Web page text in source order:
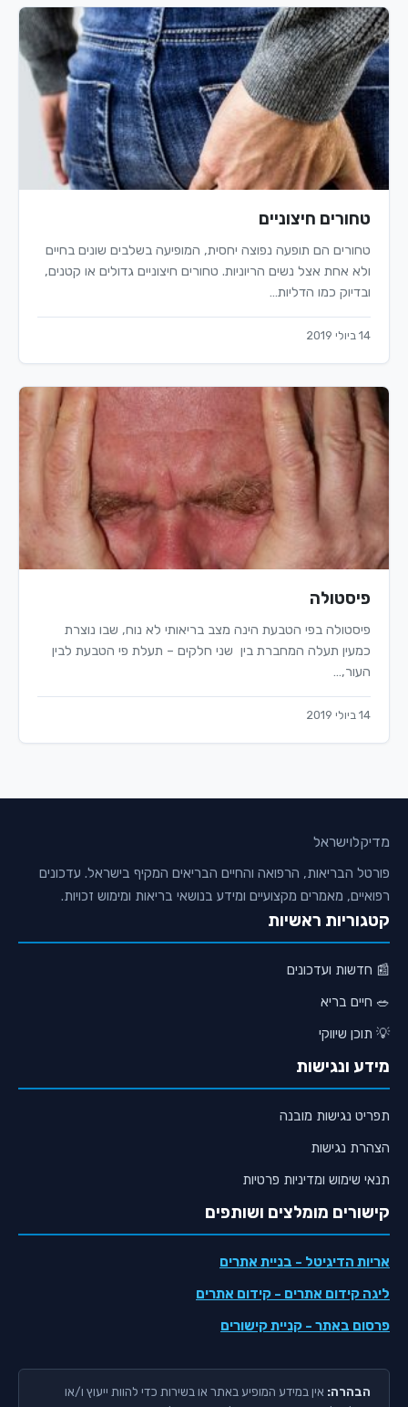
טחורים חיצוניים
טחורים הם תופעה נפוצה יחסית, המופיעה בשלבים שונים בחיים
ולא אחת אצל נשים הריוניות. טחורים חיצוניים גדולים או קטנים,
ובדיוק כמו הדליות…
14 ביולי 2019
פיסטולה
פיסטולה בפי הטבעת הינה מצב בריאותי לא נוח, שבו נוצרת
כמעין תעלה המחברת בין שני חלקים – תעלת פי הטבעת לבין
העור,…
14 ביולי 2019
מדיקלוישראל
פורטל הבריאות, הרפואה והחיים הבריאים המקיף בישראל. עדכונים
רפואיים, מאמרים מקצועיים ומידע בנושאי בריאות ומימוש זכויות.
קטגוריות ראשיות
📰 חדשות ועדכונים
🥗 חיים בריא
💡 תוכן שיווקי
מידע ונגישות
תפריט נגישות מובנה
הצהרת נגישות
תנאי שימוש ומדיניות פרטיות
קישורים מומלצים ושותפים
אריות הדיגיטל - בניית אתרים
ליגה קידום אתרים - קידום אתרים
פרסום באתר - קניית קישורים
הבהרה: אין במידע המופיע באתר או בשירות כדי להוות ייעוץ ו/או